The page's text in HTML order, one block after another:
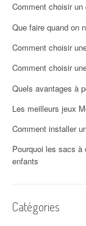
Comment choisir
Que faire quand on
Comment choisir
Comment choisir
Quels avantages à
Les meilleurs jeux
Comment installer
Pourquoi les sacs
enfants
Catégories